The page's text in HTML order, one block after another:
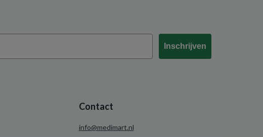
Inschrijven
Contact
info@medimart.nl